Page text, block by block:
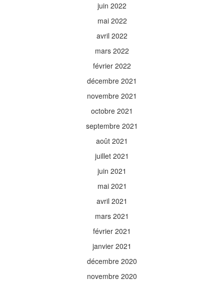
juin 2022
mai 2022
avril 2022
mars 2022
février 2022
décembre 2021
novembre 2021
octobre 2021
septembre 2021
août 2021
juillet 2021
juin 2021
mai 2021
avril 2021
mars 2021
février 2021
janvier 2021
décembre 2020
novembre 2020